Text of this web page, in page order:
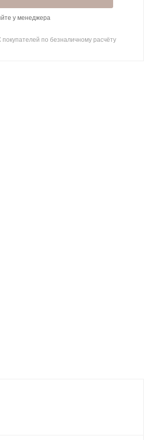
у менеджера
по безналичному расчёту